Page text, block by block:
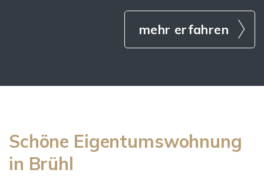
mehr erfahren
Schöne Eigentumswohnung
in Brühl